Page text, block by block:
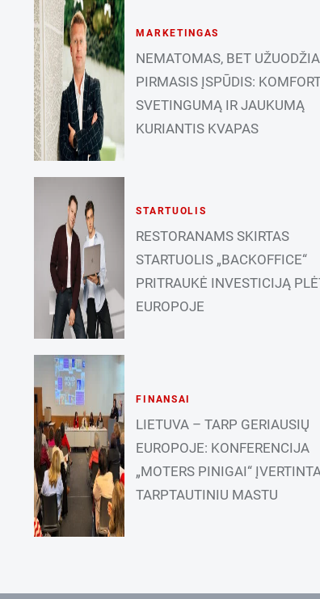
MARKETINGAS
NEMATOMAS, BET
PIRMASIS ĮSPŪDIS:
SVETINGUMĄ IR JAUKUMĄ
KURIANTIS KVAPAS
STARTUOLIS
RESTORANAMS SKIRTAS
STARTUOLIS „BACKOFFICE“
PRITRAUKĖ INVESTICIJĄ
EUROPOJE
FINANSAI
LIETUVA – TARP GERIAUSIŲ
EUROPOJE: KONFERENCIJA
„MOTERS PINIGAI“
TARPTAUTINIU MASTU